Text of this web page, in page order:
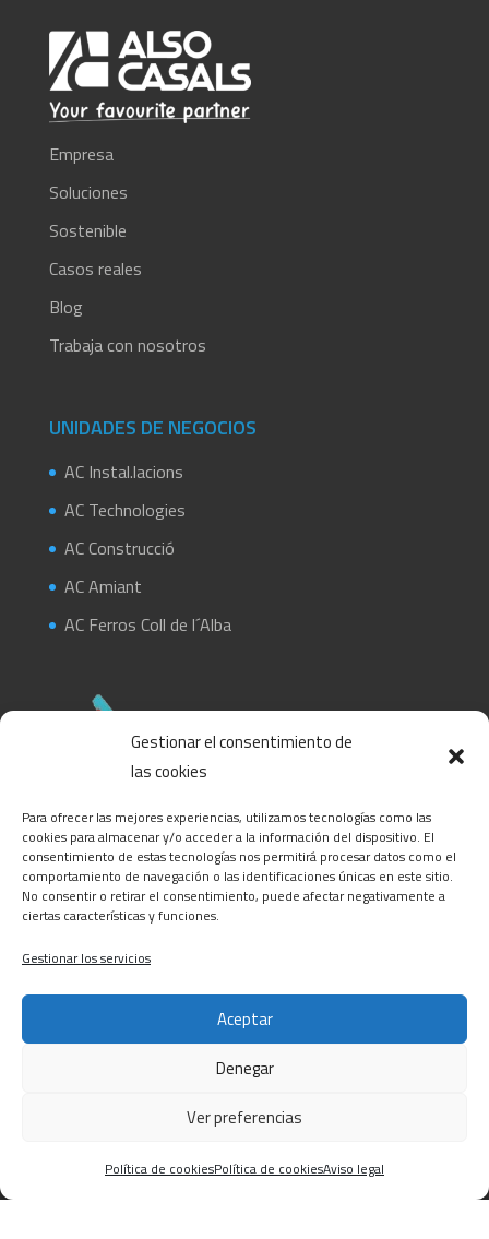
Gestionar el consentimiento de
las cookies
Para ofrecer las mejores experiencias, utilizamos tecnologías como las
cookies para almacenar y/o acceder a la información del dispositivo. El
consentimiento de estas tecnologías nos permitirá procesar datos como el
comportamiento de navegación o las identificaciones únicas en este sitio.
No consentir o retirar el consentimiento, puede afectar negativamente a
ciertas características y funciones.
Gestionar los servicios
Aceptar
Denegar
Ver preferencias
Política de cookiesPolítica de cookiesAviso legal
Empresa
Soluciones
Sostenible
Casos reales
Blog
Trabaja con nosotros
UNIDADES DE NEGOCIOS
AC Instal.lacions
AC Technologies
AC Construcció
AC Amiant
AC Ferros Coll de l´Alba
Pertenecemos al Gremi instal·ladors Terres de l’Ebre
Pertenecemos a La Asociación de Empresas de
C/ Barcelona, 74 – Tortosa 43500
info@alsocasals.com